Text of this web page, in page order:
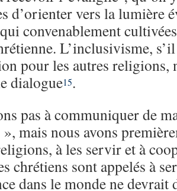
d’orienter vers la lumière
convenablement
L’inclusivisme,
pour les autres religions,
dialogue15.
pas à communiquer de
mais nous avons
à les servir et à
chrétiens sont appelés à
dans le monde ne devrait